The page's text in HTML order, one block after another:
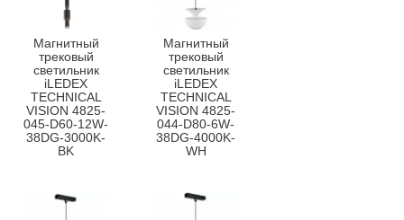
Магнитный
трековый
светильник
iLEDEX
TECHNICAL
VISION 4825-
045-D60-12W-
38DG-3000K-
BK
Магнитный
трековый
светильник
iLEDEX
TECHNICAL
VISION 4825-
044-D80-6W-
38DG-4000K-
WH